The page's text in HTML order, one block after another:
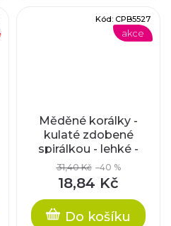
akce
Měděné korálky -
kulaté zdobené
spirálkou - lehké -
cca 10x12mm
31,40 Kč –40 %
18,84 Kč
Do košíku
Kód: CPB5527